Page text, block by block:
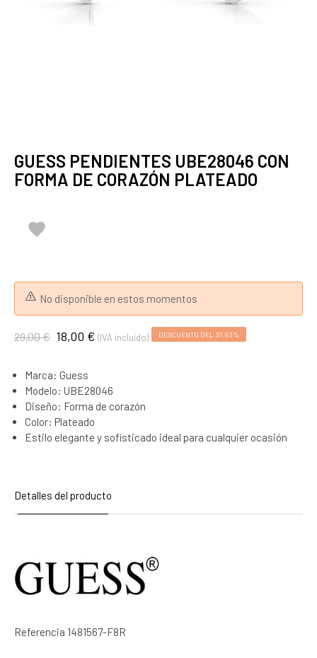
GUESS PENDIENTES UBE28046 CON
FORMA DE CORAZÓN PLATEADO

No disponible en estos momentos
29,00 € 18,00 € (IVA incluido) DESCUENTO DEL 37,93%
Marca: Guess
Modelo: UBE28046
Diseño: Forma de corazón
Color: Plateado
Estilo elegante y sofisticado ideal para cualquier ocasión
Detalles del producto
Referencia 1481567-F8R